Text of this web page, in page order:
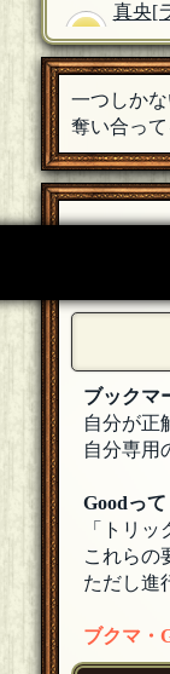
真央[
白い
参加
真央[
日勉L
真央[
油獣
参加し
一つしか
奪い合っ
ブックマ
自分が正
自分専用
Goodって
「トリ
これらの
ただし進
ブクマ・